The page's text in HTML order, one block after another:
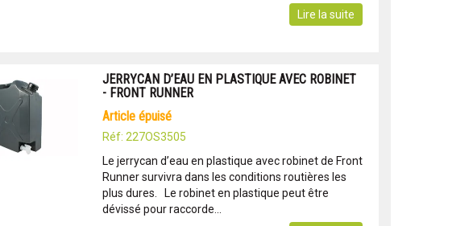
Lire la suite
JERRYCAN D’EAU EN PLASTIQUE AVEC ROBINET
- FRONT RUNNER
article épuisé
Réf: 227OS3505
Le jerrycan d’eau en plastique avec robinet de Front
Runner survivra dans les conditions routières les
plus dures. Le robinet en plastique peut être
dévissé pour raccorde...